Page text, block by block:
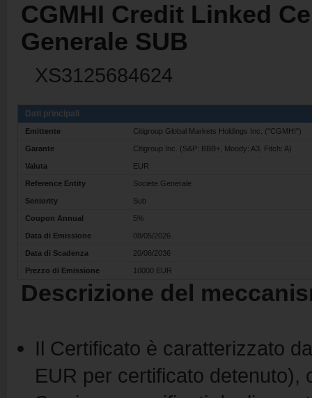
CGMHI Credit Linked
Generale SUB
XS3125684624
Dati principali
Emittente Citigroup Global Markets Holdings Inc. ("CGMHI")
Garante Citigroup Inc. (S&P: BBB+, Moody: A3, Fitch: A)
Valuta EUR
Reference Entity Societe Generale
Seniority Sub
Coupon Annual 5%
Data di Emissione 08/05/2026
Data di Scadenza 20/06/2036
Prezzo di Emissione 10000 EUR
Descrizione del
Il Certificato è caratterizzato
EUR per certificato detenuto),